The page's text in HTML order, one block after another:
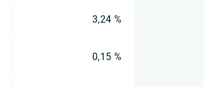
3,24 %
0,15 %